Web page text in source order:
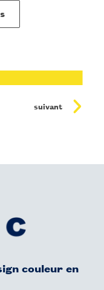
suivant
couleur en